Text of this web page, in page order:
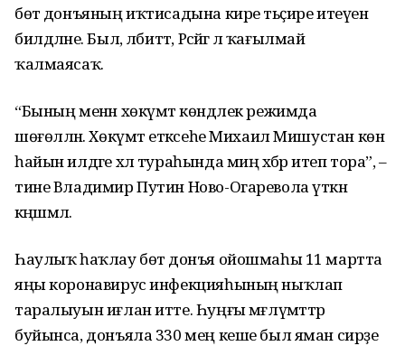
бөтә донъяның иҡтисадына кире тәьҫире итеүен
билдәләне. Был, әлбиттә, Рәсәйгә лә ҡағылмай
ҡалмаясаҡ.
“Бының менән хөкүмәт көндәлек режимда
шөғөлләнә. Хөкүмәт етәксеһе Михаил Мишустан көн
һайын илдәге хәл тураһында миңә хәбәр итеп тора”, –
тине Владимир Путин Ново-Огаревола үткән
кәңәшмәлә.
Һаулыҡ һаҡлау бөтә донъя ойошмаһы 11 мартта
яңы коронавирус инфекцияһының ныҡлап
таралыуын иғлан итте. Һуңғы мәғлүмәттәр
буйынса, донъяла 330 мең кеше был яман сирҙе